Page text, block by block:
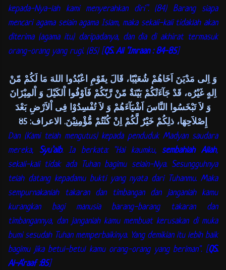
kepada-Nya-lah kami menyerahkan diri”. (84) Barang siapa
mencari agama selain agama Islam, maka sekali-kali tidaklah akan
diterima (agama itu) daripadanya, dan dia di akhirat termasuk
orang-orang yang rugi. (85) [QS. Ali ‘Imraan : 84-85]
وَ اِلى مَدْيَنَ اَخَاهُمْ شُعَيْبًا، قَالَ يقَوْمِ اعْبُدُوا اللهَ مَا لَكُمْ مّنْ
اِلهٍ غَيْرُه، قَدْ جَآءَتْكُمْ بَيّنَةٌ مّنْ رَّبّكُمْ فَاَوْفُوا اْلكَيْلَ وَ اْلمِيْزَانَ
وَ لاَ تَبْخَسُوا النَّاسَ اَشْيَآءَهُمْ وَ لاَ تُفْسِدُوْا فِى اْلاَرْضِ بَعْدَ
إِصْلاَحِهَا، ذلِكُمْ خَيْرٌ لَّكُمْ اِنْ كُنْتُمْ مُّؤْمِنِيْنَ. الاعراف: 85
Dan (Kami telah mengutus) kepada penduduk Madyan saudara
mereka, Syu’aib. Ia berkata: "Hai kaumku,sembahlah Allah,
sekali-kali tidak ada Tuhan bagimu selain-Nya. Sesungguhnya
telah datang kepadamu bukti yang nyata dari Tuhanmu. Maka
sempurnakanlah takaran dan timbangan dan janganlah kamu
kurangkan bagi manusia barang-barang takaran dan
timbangannya, dan janganlah kamu membuat kerusakan di muka
bumi sesudah Tuhan memperbaikinya. Yang demikian itu lebih baik
bagimu jika betul-betul kamu orang-orang yang beriman". [QS.
Al-A’raaf :85]